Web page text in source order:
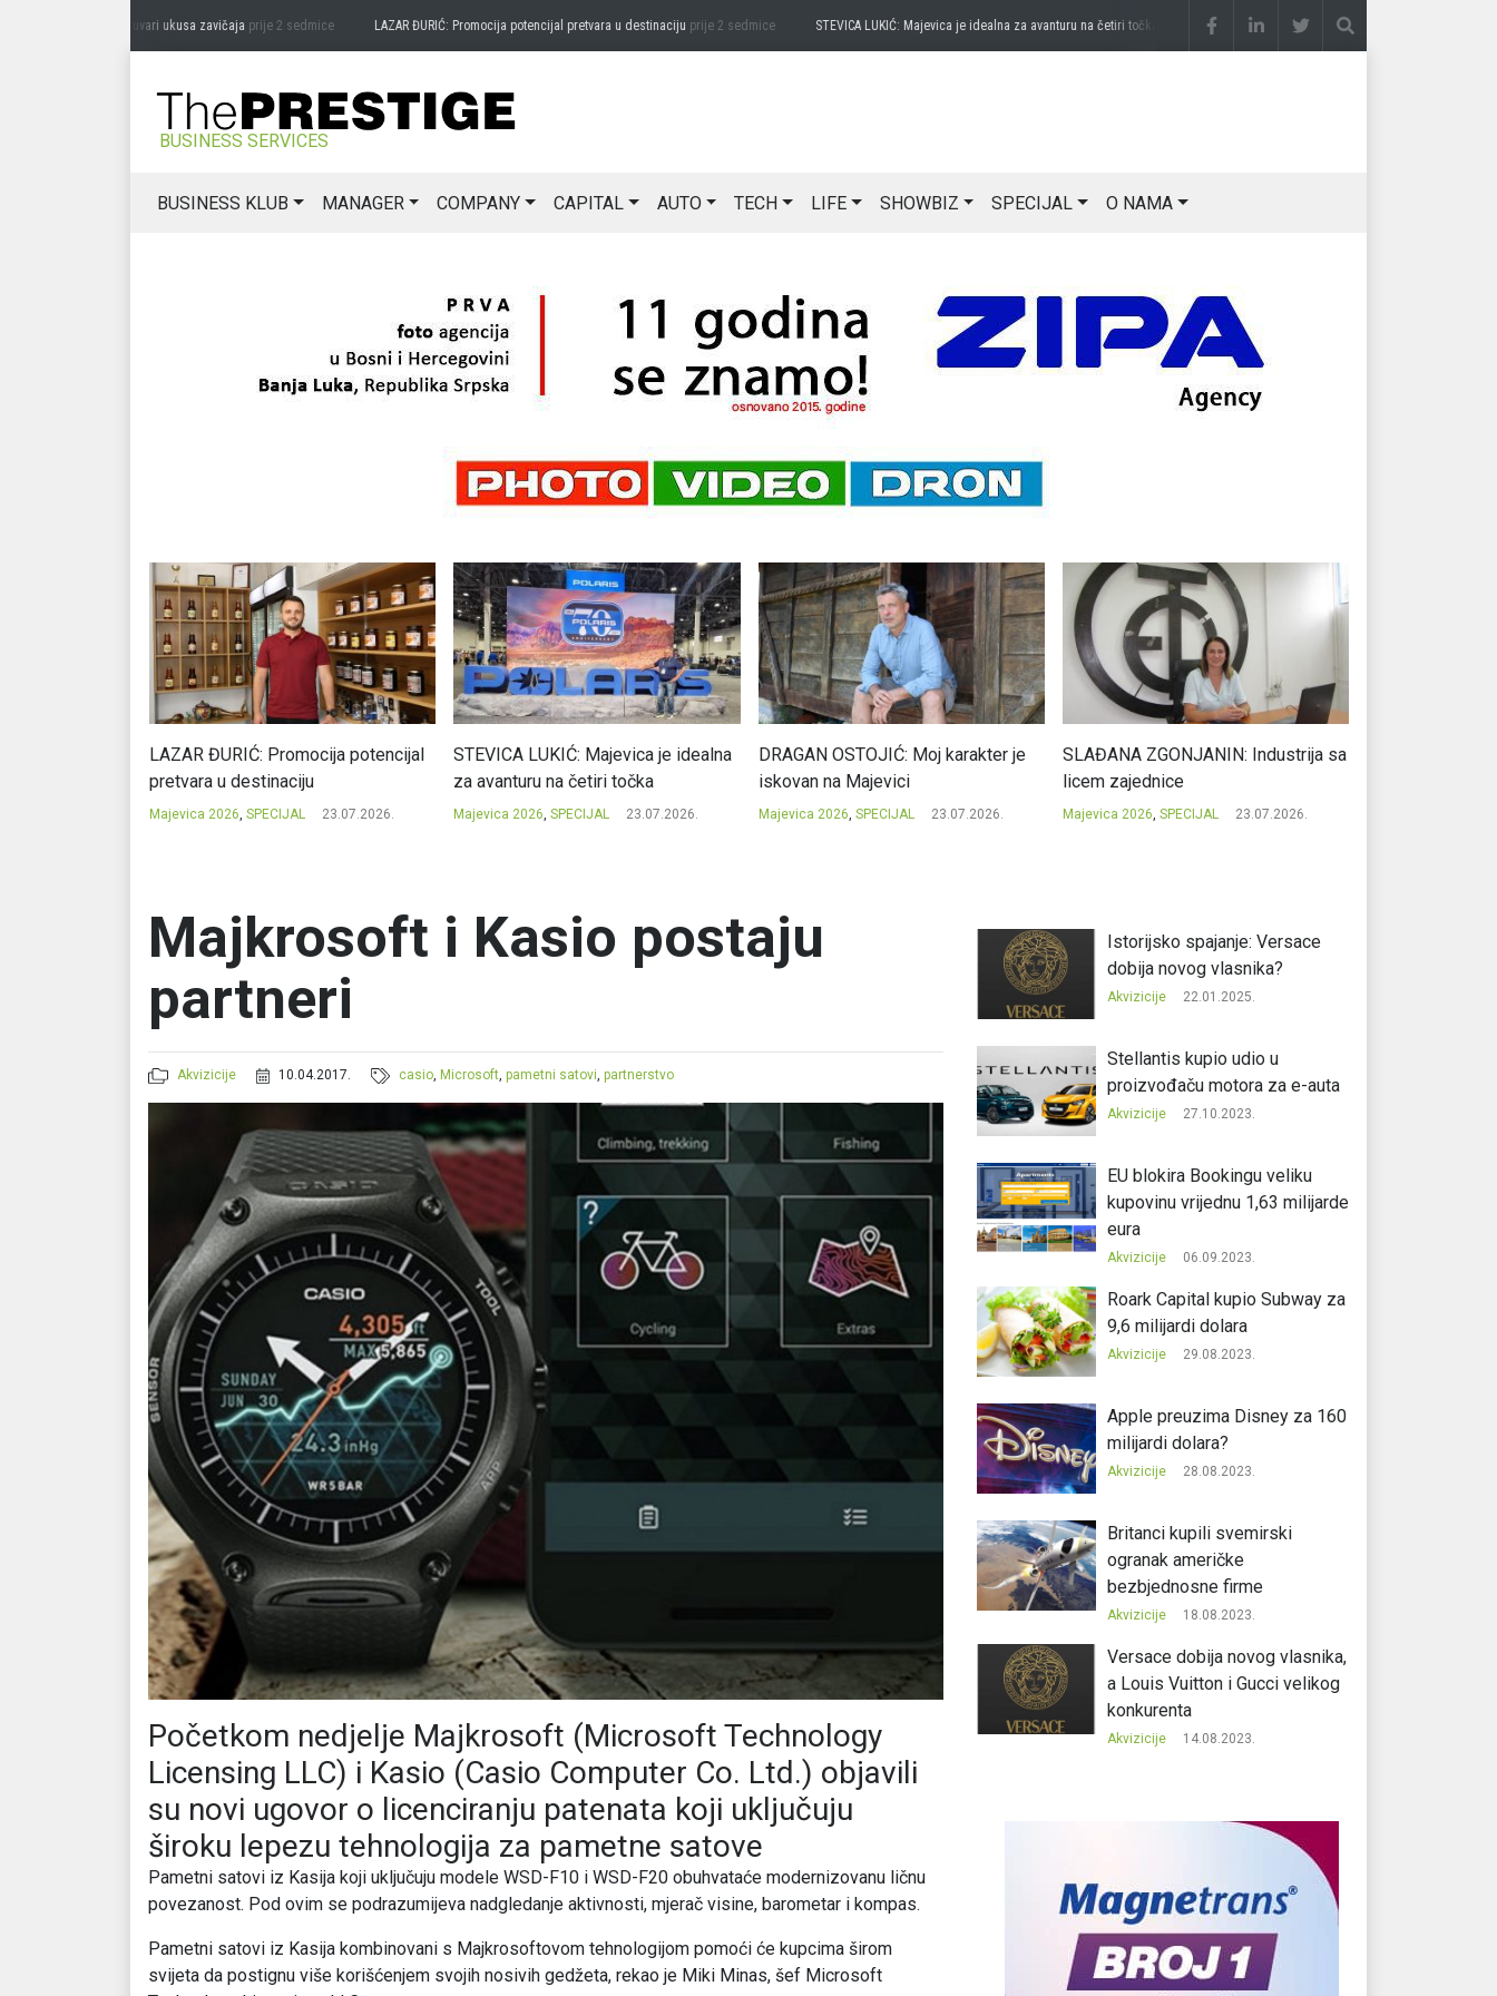
MIĆANOVIĆ: Čuvari ukusa zavičajaprije 2 sedmice LAZAR ĐURIĆ: Promocija potencijal pretvara u destinacijuprije 2 sedmice STEVICA LUKIĆ: Majevica je idealna za avanturu na četiri točkaprije 2 sedmice DRAGAN OSTOJIĆ: Moj karakter je
BUSINESS SERVICES
BUSINESS KLUB MANAGER COMPANY CAPITAL AUTO TECH LIFE SHOWBIZ SPECIJAL O NAMA
LAZAR ĐURIĆ: Promocija potencijal
pretvara u destinaciju
Majevica 2026, SPECIJAL 23.07.2026.
STEVICA LUKIĆ: Majevica je idealna
za avanturu na četiri točka
Majevica 2026, SPECIJAL 23.07.2026.
DRAGAN OSTOJIĆ: Moj karakter je
iskovan na Majevici
Majevica 2026, SPECIJAL 23.07.2026.
SLAĐANA ZGONJANIN: Industrija sa
licem zajednice
Majevica 2026, SPECIJAL 23.07.2026.
Majkrosoft i Kasio postaju
partneri
Akvizicije 10.04.2017. casio, Microsoft,pametni satovi,partnerstvo
Početkom nedjelje Majkrosoft (Microsoft Technology
Licensing LLC) i Kasio (Casio Computer Co. Ltd.) objavili
su novi ugovor o licenciranju patenata koji uključuju
široku lepezu tehnologija za pametne satove
Pametni satovi iz Kasija koji uključuju modele WSD-F10 i WSD-F20 obuhvataće modernizovanu ličnu
povezanost. Pod ovim se podrazumijeva nadgledanje aktivnosti, mjerač visine, barometar i kompas.
Pametni satovi iz Kasija kombinovani s Majkrosoftovom tehnologijom pomoći će kupcima širom
svijeta da postignu više korišćenjem svojih nosivih gedžeta, rekao je Miki Minas, šef Microsoft
Istorijsko spajanje: Versace
dobija novog vlasnika?
Akvizicije 22.01.2025.
Stellantis kupio udio u
proizvođaču motora za e-auta
Akvizicije 27.10.2023.
EU blokira Bookingu veliku
kupovinu vrijednu 1,63 milijarde
eura
Akvizicije 06.09.2023.
Roark Capital kupio Subway za
9,6 milijardi dolara
Akvizicije 29.08.2023.
Apple preuzima Disney za 160
milijardi dolara?
Akvizicije 28.08.2023.
Britanci kupili svemirski
ogranak američke
bezbjednosne firme
Akvizicije 18.08.2023.
Versace dobija novog vlasnika,
a Louis Vuitton i Gucci velikog
konkurenta
Akvizicije 14.08.2023.